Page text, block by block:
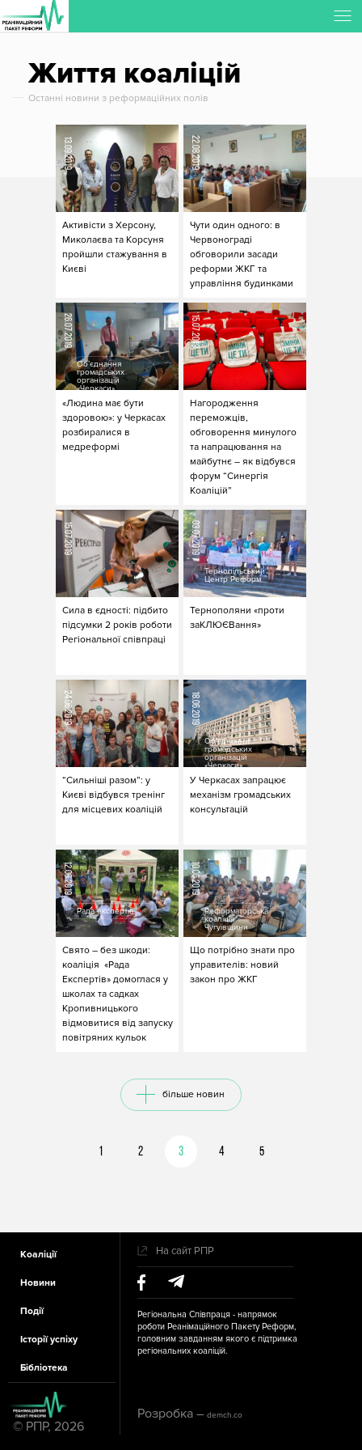
Регіональна Співпраця РПР
Життя коалiцiй
Останнi новини з реформацiйних полiв
13.09.2019
Активісти з Херсону,
Миколаєва та Корсуня
пройшли стажування в
Києві
22.08.2019
Чути один одного: в
Червонограді
обговорили засади
реформи ЖКГ та
управління будинками
26.07.2019
«Людина має бути
здоровою»: у Черкасах
розбиралися в
медреформі
Об’єднання
громадських
організацій
«Черкаси»
15.07.2019
Нагородження
переможців,
обговорення минулого
та напрацювання на
майбутнє – як відбувся
форум “Синергія
Коаліцій”
15.07.2019
Сила в єдності: підбито
підсумки 2 років роботи
Регіональної співпраці
03.07.2019
Тернополяни «проти
заКЛЮЄВання»
Тернопільський
Центр Реформ
24.06.2019
“Сильніші разом”: у
Києві відбувся тренінг
для місцевих коаліцій
18.06.2019
У Черкасах запрацює
механізм громадських
консультацій
Об’єднання
громадських
організацій
«Черкаси»
12.06.2019
Свято – без шкоди:
коаліція «Рада
Експертів» домоглася у
школах та садках
Кропивницького
відмовитися від запуску
повітряних кульок
Рада експертів
10.06.2019
Що потрібно знати про
управителів: новий
закон про ЖКГ
Реформаторська
коаліція
Чугуївщини
бiльше новин
1 2 3 4 5
меню в
футері
Коаліції
Новини
Події
Історії успіху
Бібліотека
На сайт РПР
© РПР, 2026
Розробка – demch.co
Регіональна Співпраця - напрямок
роботи Реанімаційного Пакету Реформ,
головним завданням якого є підтримка
регіональних коаліцій.